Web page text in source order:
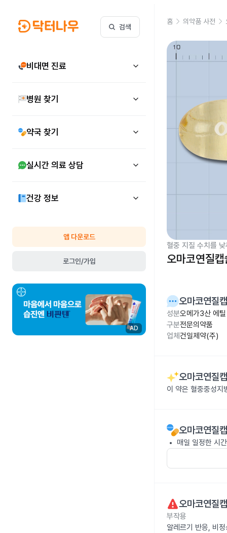
검색
비대면 진료
병원 찾기
약국 찾기
실시간 의료 상담
건강 정보
앱 다운로드
로그인/가입
AD
홈 의약품 사전
혈중 지질 수치를
오마코연질
오마코연질
성분오메가3산 에
구분전문의약품
업체 건일제약(주)
오마코연질
이 약은 혈중중성지
오마코연질
매일 일정한 시
오마코연질
부작용
알레르기 반응, 비